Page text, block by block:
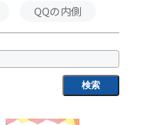
QQの内側
検索